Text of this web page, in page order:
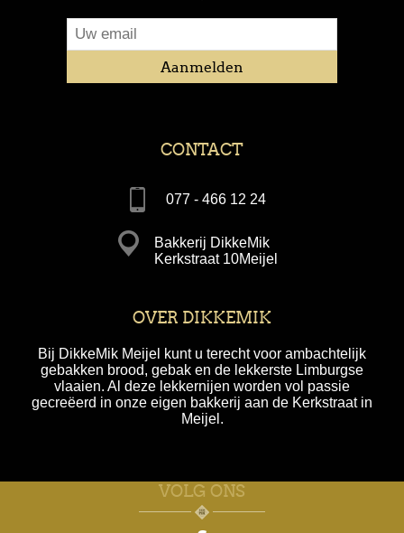
CONTACT
077 - 466 12 24
Bakkerij DikkeMik
Kerkstraat 10Meijel
OVER DIKKEMIK
Bij DikkeMik Meijel kunt u terecht voor ambachtelijk
gebakken brood, gebak en de lekkerste Limburgse
vlaaien. Al deze lekkernijen worden vol passie
gecreëerd in onze eigen bakkerij aan de Kerkstraat in
Meijel.
VOLG ONS